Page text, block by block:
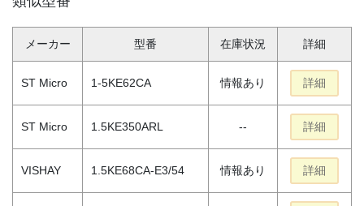
メーカー 型番 在庫状況 詳細
ST Micro 1-5KE62CA 情報あり 詳細
ST Micro 1.5KE350ARL -- 詳細
VISHAY 1.5KE68CA-E3/54 情報あり 詳細